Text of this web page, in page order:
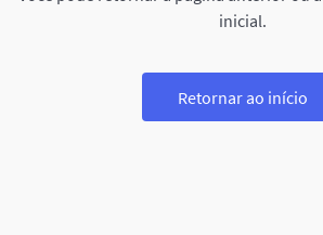
inicial.
Retornar ao início